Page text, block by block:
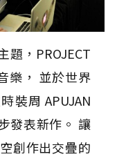
題，PROJECT
樂， 並於世界
裝周 APUJAN
發表新作。 讓
創作出交疊的